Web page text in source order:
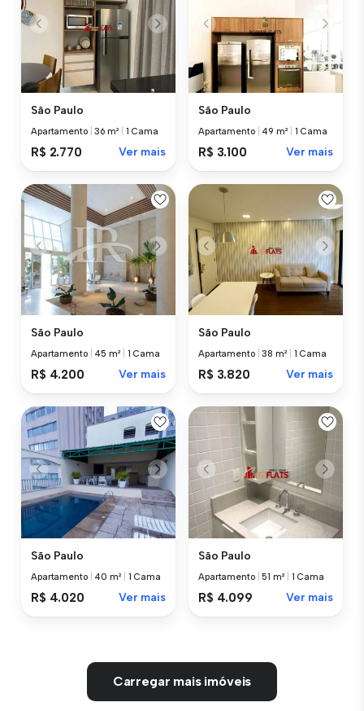
São Paulo
Apartamento |36 m² 1 Cama
R$ 2.770 Ver mais
São Paulo
Apartamento 49 m² 1 Cama
R$ 3.100 Ver mais
São Paulo
Apartamento 45 m² 1 Cama
R$ 4.200 Ver mais
São Paulo
Apartamento |38 m² 1 Cama
R$ 3.820 Ver mais
São Paulo
Apartamento 40 m² 1 Cama
R$ 4.020 Ver mais
São Paulo
Apartamento |51 m² 1 Cama
R$ 4.099 Ver mais
Carregar mais imóveis